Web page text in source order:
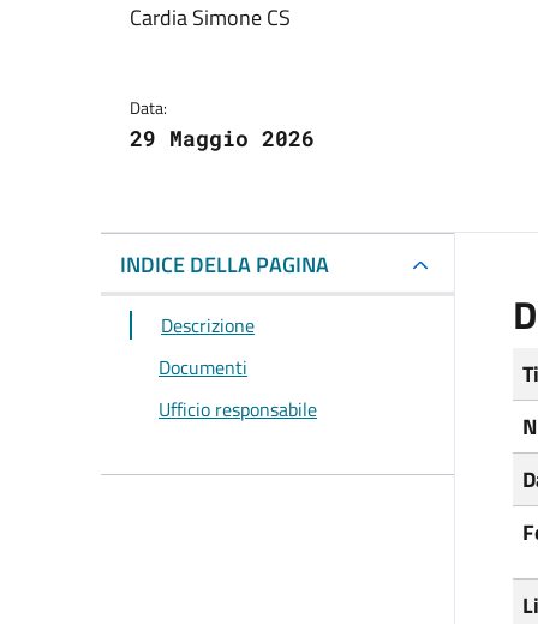
Dettagli del
Cardia Simone CS
Data:
29 Maggio 2026
INDICE DELLA PAGINA
Descrizione
Documenti
Ufficio responsabile